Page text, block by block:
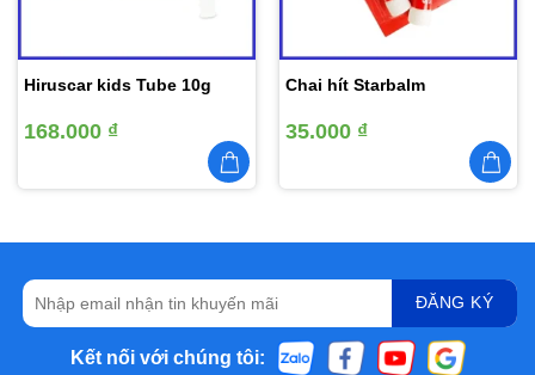
Hiruscar kids Tube 10g
168.000 ₫
Chai hít Starbalm
35.000 ₫
Kết nối với chúng tôi: